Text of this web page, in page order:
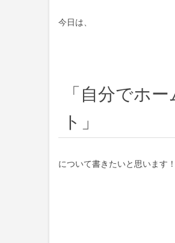
今日は、
「自分でホ
ト」
について書きたいと思います！